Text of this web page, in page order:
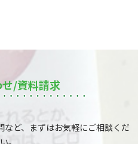
/資料請求
ど、まずはお気軽にご相談くだ
。